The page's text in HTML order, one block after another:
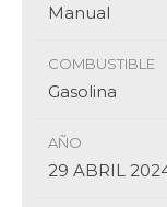
Manual
COMBUSTIBLE
Gasolina
AÑO
29 ABRIL